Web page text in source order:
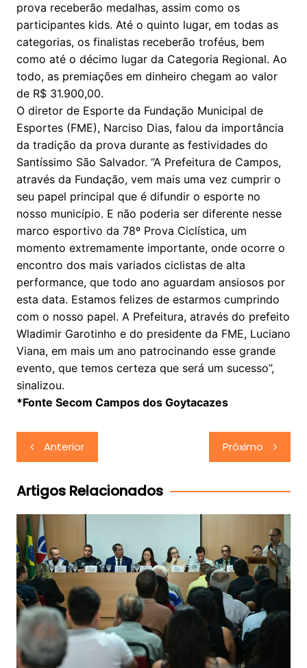
prova receberão medalhas, assim como os
participantes kids. Até o quinto lugar, em todas as
categorias, os finalistas receberão troféus, bem
como até o décimo lugar da Categoria Regional. Ao
todo, as premiações em dinheiro chegam ao valor
de R$ 31.900,00.
O diretor de Esporte da Fundação Municipal de
Esportes (FME), Narciso Dias, falou da importância
da tradição da prova durante as festividades do
Santíssimo São Salvador. “A Prefeitura de Campos,
através da Fundação, vem mais uma vez cumprir o
seu papel principal que é difundir o esporte no
nosso município. E não poderia ser diferente nesse
marco esportivo da 78º Prova Ciclística, um
momento extremamente importante, onde ocorre o
encontro dos mais variados ciclistas de alta
performance, que todo ano aguardam ansiosos por
esta data. Estamos felizes de estarmos cumprindo
com o nosso papel. A Prefeitura, através do prefeito
Wladimir Garotinho e do presidente da FME, Luciano
Viana, em mais um ano patrocinando esse grande
evento, que temos certeza que será um sucesso”,
sinalizou.
*Fonte Secom Campos dos Goytacazes
Navegação
de
Post
Anterior Próximo
Artigos Relacionados